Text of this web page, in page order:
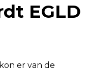
EGLD
er van de